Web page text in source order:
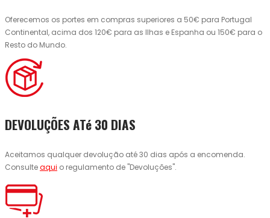
Oferecemos os portes em compras superiores a 50€ para Portugal
Continental, acima dos 120€ para as Ilhas e Espanha ou 150€ para o
Resto do Mundo.
DEVOLUÇÕES ATé 30 DIAS
Aceitamos qualquer devolução até 30 dias após a encomenda.
Consulteaqui o regulamento de "Devoluções".